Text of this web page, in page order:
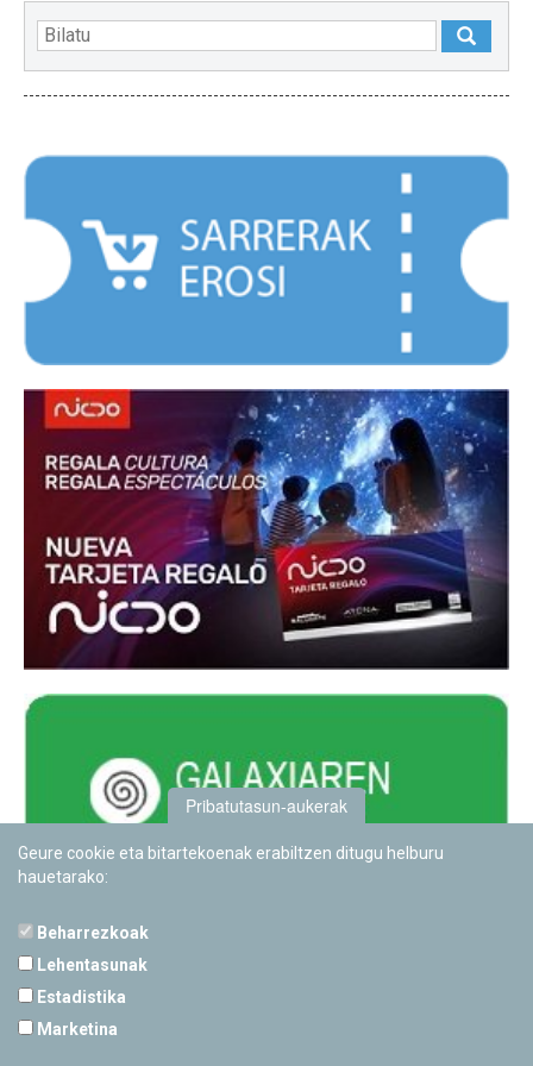
Pribatutasun-aukerak
Geure cookie eta bitartekoenak erabiltzen ditugu helburu
hauetarako:
Beharrezkoak
Lehentasunak
Estadistika
Marketina